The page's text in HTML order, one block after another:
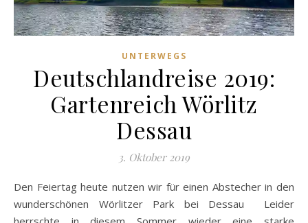
UNTERWEGS
Deutschlandreise 2019:
Gartenreich Wörlitz
Dessau
3. Oktober 2019
Den Feiertag heute nutzen wir für einen Abstecher in den
wunderschönen Wörlitzer Park bei Dessau Leider